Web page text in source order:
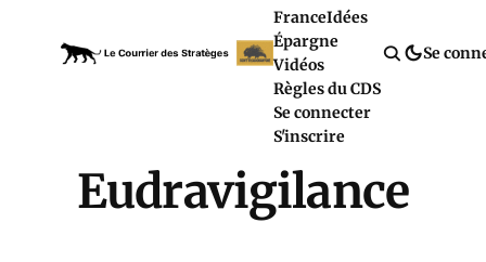
FranceIdées
Épargne
Vidéos
Règles du CDS
Se connecter
S'inscrire
Se
Eudravigilance